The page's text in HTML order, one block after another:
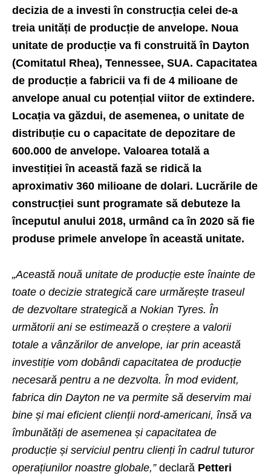
decizia de a investi în construcția celei de-a
treia unități de producție de anvelope. Noua
unitate de producție va fi construită în Dayton
(Comitatul Rhea), Tennessee, SUA. Capacitatea
de producție a fabricii va fi de 4 milioane de
anvelope anual cu potențial viitor de extindere.
Locația va găzdui, de asemenea, o unitate de
distribuție cu o capacitate de depozitare de
600.000 de anvelope. Valoarea totală a
investiției în această fază se ridică la
aproximativ 360 milioane de dolari. Lucrările de
construcției sunt programate să debuteze la
începutul anului 2018, urmând ca în 2020 să fie
produse primele anvelope în această unitate.
„Această nouă unitate de producție este înainte de
toate o decizie strategică care urmărește traseul
de dezvoltare strategică a Nokian Tyres. În
următorii ani se estimează o creștere a valorii
totale a vânzărilor de anvelope, iar prin această
investiție vom dobândi capacitatea de producție
necesară pentru a ne dezvolta. În mod evident,
fabrica din Dayton ne va permite să deservim mai
bine și mai eficient clienții nord-americani, însă va
îmbunătăți de asemenea și capacitatea de
producție și serviciul pentru clienți în cadrul tuturor
operațiunilor noastre globale,” declară Petteri